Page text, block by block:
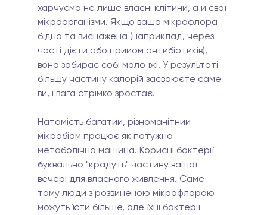
харчуємо не лише власні клітини, а й свої
мікроорганізми. Якщо ваша мікрофлора
бідна та виснажена (наприклад, через
часті дієти або прийом антибіотиків),
вона забирає собі мало їжі. У результаті
більшу частину калорій засвоюєте саме
ви, і вага стрімко зростає.
Натомість багатий, різноманітний
мікробіом працює як потужна
метаболічна машина. Корисні бактерії
буквально "крадуть" частину вашої
вечері для власного живлення. Саме
тому люди з розвиненою мікрофлорою
можуть їсти більше, але їхні бактерії